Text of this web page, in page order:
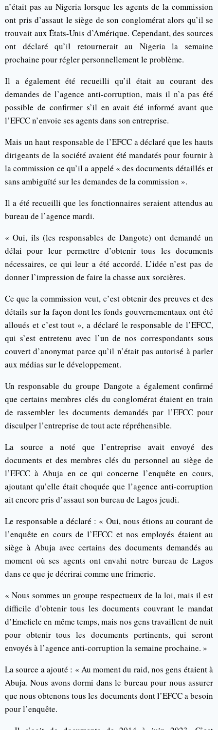
n’était pas au Nigeria lorsque les agents de la commission
ont pris d’assaut le siège de son conglomérat alors qu’il se
trouvait aux États-Unis d’Amérique. Cependant, des sources
ont déclaré qu’il retournerait au Nigeria la semaine
prochaine pour régler personnellement le problème.
Il a également été recueilli qu’il était au courant des
demandes de l’agence anti-corruption, mais il n’a pas été
possible de confirmer s’il en avait été informé avant que
l’EFCC n’envoie ses agents dans son entreprise.
Mais un haut responsable de l’EFCC a déclaré que les hauts
dirigeants de la société avaient été mandatés pour fournir à
la commission ce qu’il a appelé « des documents détaillés et
sans ambiguïté sur les demandes de la commission ».
Il a été recueilli que les fonctionnaires seraient attendus au
bureau de l’agence mardi.
« Oui, ils (les responsables de Dangote) ont demandé un
délai pour leur permettre d’obtenir tous les documents
nécessaires, ce qui leur a été accordé. L’idée n’est pas de
donner l’impression de faire la chasse aux sorcières.
Ce que la commission veut, c’est obtenir des preuves et des
détails sur la façon dont les fonds gouvernementaux ont été
alloués et c’est tout », a déclaré le responsable de l’EFCC,
qui s’est entretenu avec l’un de nos correspondants sous
couvert d’anonymat parce qu’il n’était pas autorisé à parler
aux médias sur le développement.
Un responsable du groupe Dangote a également confirmé
que certains membres clés du conglomérat étaient en train
de rassembler les documents demandés par l’EFCC pour
disculper l’entreprise de tout acte répréhensible.
La source a noté que l’entreprise avait envoyé des
documents et des membres clés du personnel au siège de
l’EFCC à Abuja en ce qui concerne l’enquête en cours,
ajoutant qu’elle était choquée que l’agence anti-corruption
ait encore pris d’assaut son bureau de Lagos jeudi.
Le responsable a déclaré : « Oui, nous étions au courant de
l’enquête en cours de l’EFCC et nos employés étaient au
siège à Abuja avec certains des documents demandés au
moment où ses agents ont envahi notre bureau de Lagos
dans ce que je décrirai comme une frimerie.
« Nous sommes un groupe respectueux de la loi, mais il est
difficile d’obtenir tous les documents couvrant le mandat
d’Emefiele en même temps, mais nos gens travaillent de nuit
pour obtenir tous les documents pertinents, qui seront
envoyés à l’agence anti-corruption la semaine prochaine. »
La source a ajouté : « Au moment du raid, nos gens étaient à
Abuja. Nous avons dormi dans le bureau pour nous assurer
que nous obtenons tous les documents dont l’EFCC a besoin
pour l’enquête.